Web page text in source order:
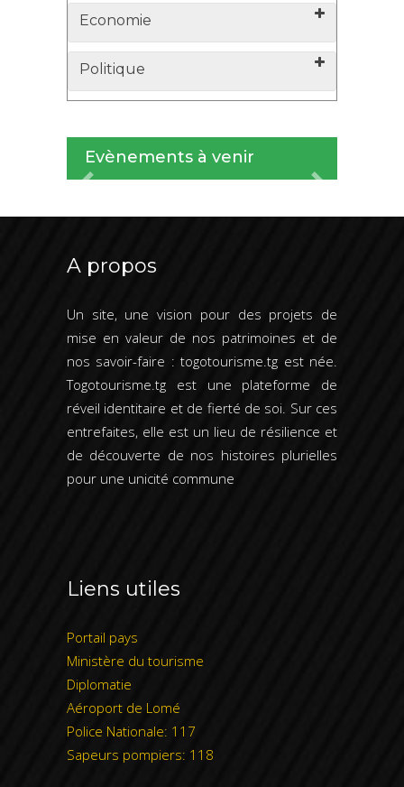
Economie
Politique
Evènements à venir
A propos
Un site, une vision pour des projets de
mise en valeur de nos patrimoines et de
nos savoir-faire : togotourisme.tg est née.
Togotourisme.tg est une plateforme de
réveil identitaire et de fierté de soi. Sur ces
entrefaites, elle est un lieu de résilience et
de découverte de nos histoires plurielles
pour une unicité commune
Liens utiles
Portail pays
Ministère du tourisme
Diplomatie
Aéroport de Lomé
Police Nationale: 117
Sapeurs pompiers: 118